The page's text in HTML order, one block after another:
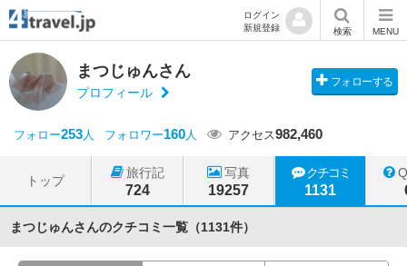
ログイン
新規登録
検索 MENU
まつじゅんさん
プロフィール
フォローする
フォロー253人 フォロワー160人 アクセス982,460
トップ
旅行記
724
写真
19257
クチコミ
1131
まつじゅんさんのクチコミ一覧（1131件）